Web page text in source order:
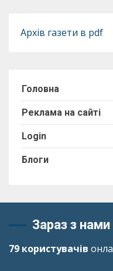
Архів газети в pdf
Головна
Реклама на сайті
Login
Блоги
Зараз з нами
79 користувачів